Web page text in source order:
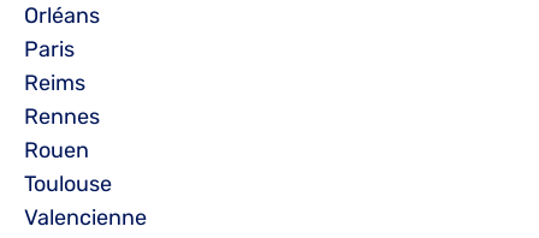
Orléans
Paris
Reims
Rennes
Rouen
Toulouse
Valencienne